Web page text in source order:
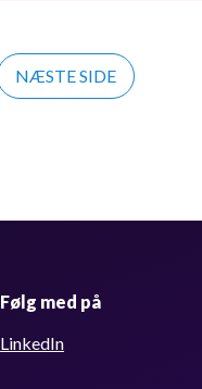
NÆSTE SIDE
Følg med på
LinkedIn